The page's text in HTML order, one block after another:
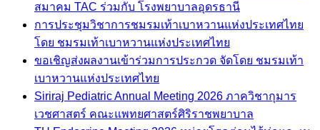
สมาคม TAC ร่วมกับ โรงพยาบาลอุดรธานี
การประชุมวิชาการชมรมเท้าเบาหวานแห่งประเทศไทย
โดย ชมรมเท้าเบาหวานแห่งประเทศไทย
ขอเชิญส่งผลงานเข้าร่วมการประกวด จัดโดย ชมรมเท้า
เบาหวานแห่งประเทศไทย
Siriraj Pediatric Annual Meeting 2026 ภาควิชากุมาร
เวชศาสตร์ คณะแพทยศาสตร์ศิริราชพยาบาล